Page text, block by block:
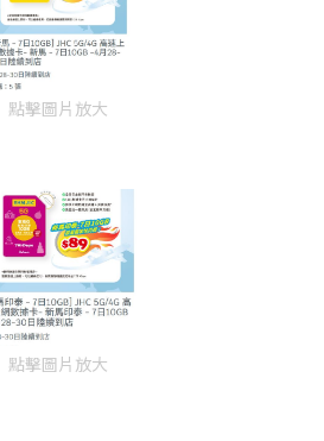
點擊圖片放大
點擊圖片放大